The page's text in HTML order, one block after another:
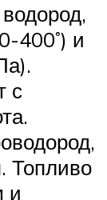
400˚) и
с
Топливо
и